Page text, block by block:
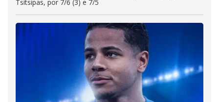
Tsitsipas, por 7/6 (3) e 7/5